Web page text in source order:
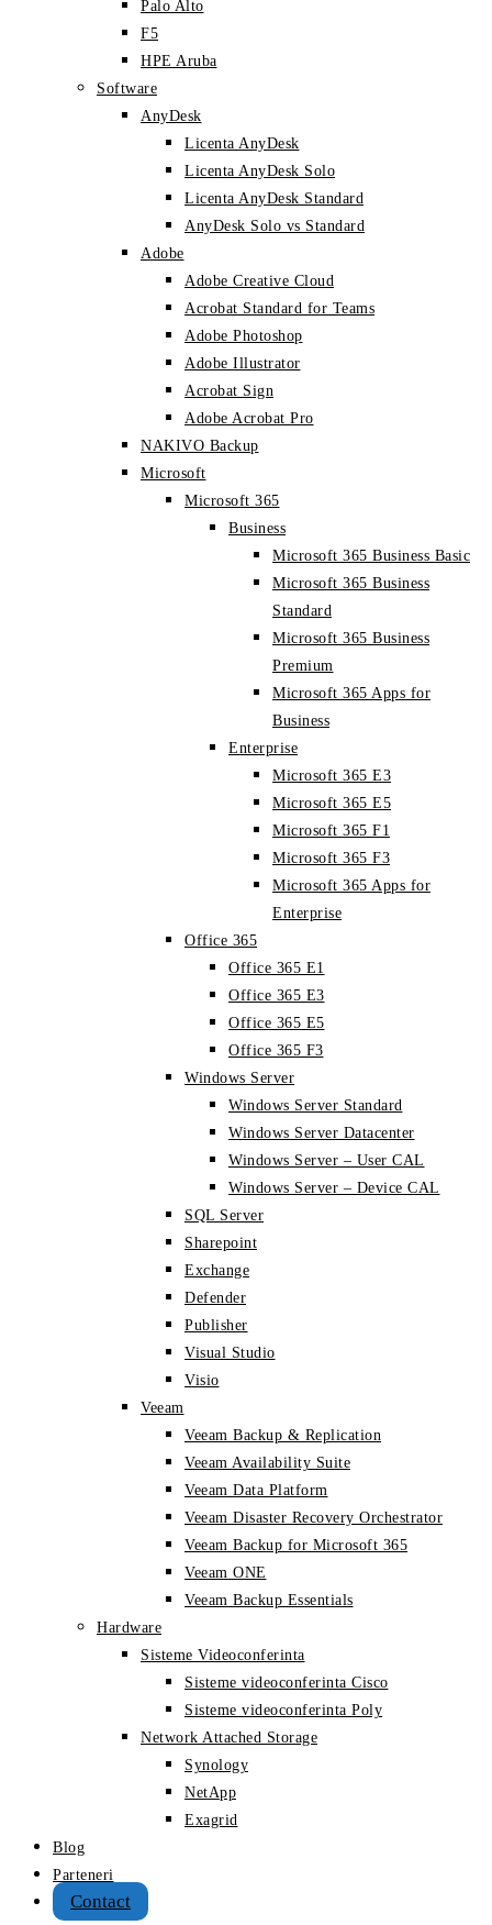
Palo Alto
F5
HPE Aruba
Software
AnyDesk
Licenta AnyDesk
Licenta AnyDesk Solo
Licenta AnyDesk Standard
AnyDesk Solo vs Standard
Adobe
Adobe Creative Cloud
Acrobat Standard for Teams
Adobe Photoshop
Adobe Illustrator
Acrobat Sign
Adobe Acrobat Pro
NAKIVO Backup
Microsoft
Microsoft 365
Business
Microsoft 365 Business Basic
Microsoft 365 Business
Standard
Microsoft 365 Business
Premium
Microsoft 365 Apps for
Business
Enterprise
Microsoft 365 E3
Microsoft 365 E5
Microsoft 365 F1
Microsoft 365 F3
Microsoft 365 Apps for
Enterprise
Office 365
Office 365 E1
Office 365 E3
Office 365 E5
Office 365 F3
Windows Server
Windows Server Standard
Windows Server Datacenter
Windows Server – User CAL
Windows Server – Device CAL
SQL Server
Sharepoint
Exchange
Defender
Publisher
Visual Studio
Visio
Veeam
Veeam Backup & Replication
Veeam Availability Suite
Veeam Data Platform
Veeam Disaster Recovery Orchestrator
Veeam Backup for Microsoft 365
Veeam ONE
Veeam Backup Essentials
Hardware
Sisteme Videoconferinta
Sisteme videoconferinta Cisco
Sisteme videoconferinta Poly
Network Attached Storage
Synology
NetApp
Exagrid
Blog
Parteneri
Contact